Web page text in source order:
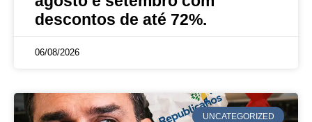
descontos de até 72%.
06/08/2026
UNCATEGORIZED